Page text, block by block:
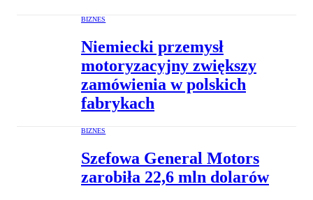
BIZNES
Niemiecki przemysł
motoryzacyjny zwiększy
zamówienia w polskich
fabrykach
BIZNES
Szefowa General Motors
zarobiła 22,6 mln dolarów